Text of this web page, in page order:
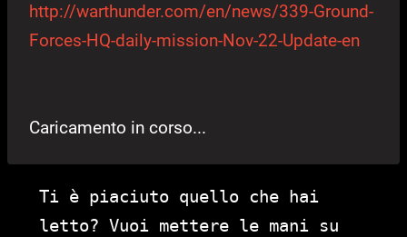
http://warthunder.com/en/news/339-Ground-
Forces-HQ-daily-mission-Nov-22-Update-en
Caricamento in corso...
Ti è piaciuto quello che hai
letto? Vuoi mettere le mani su